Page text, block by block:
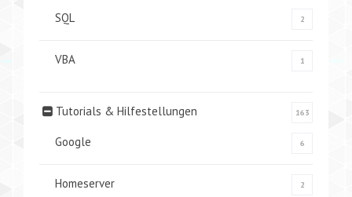
SQL 2
VBA 1
Tutorials & Hilfestellungen 163
Google 6
Homeserver 2